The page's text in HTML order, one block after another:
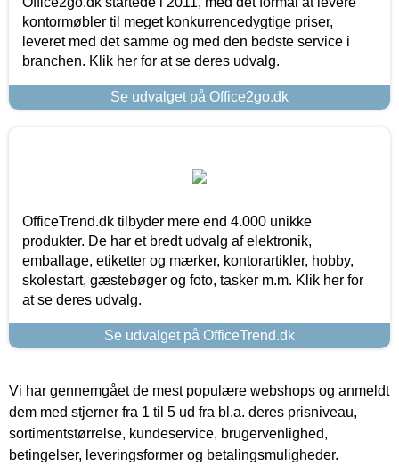
kontormøbler til meget konkurrencedygtige priser,
leveret med det samme og med den bedste service i
branchen. Klik her for at se deres udvalg.
Se udvalget på Office2go.dk
OfficeTrend.dk tilbyder mere end 4.000 unikke
produkter. De har et bredt udvalg af elektronik,
emballage, etiketter og mærker, kontorartikler, hobby,
skolestart, gæstebøger og foto, tasker m.m. Klik her for
at se deres udvalg.
Se udvalget på OfficeTrend.dk
Vi har gennemgået de mest populære webshops og anmeldt
dem med stjerner fra 1 til 5 ud fra bl.a. deres prisniveau,
sortimentstørrelse, kundeservice, brugervenlighed,
betingelser, leveringsformer og betalingsmuligheder.